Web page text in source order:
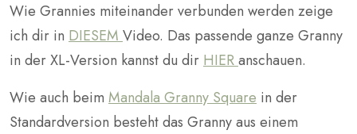
Wie Grannies miteinander verbunden werden zeige
ich dir in DIESEM Video. Das passende ganze Granny
in der XL-Version kannst du dir HIERanschauen.
Wie auch beim Mandala Granny Square in der
Standardversion besteht das Granny aus einem